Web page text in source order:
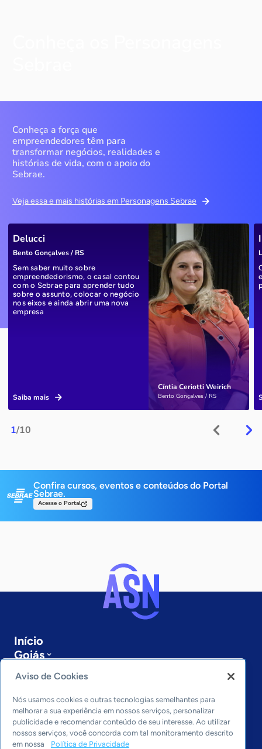
Conheça a força que
empreendedores têm para
transformar negócios, realidades e
histórias de vida, com o apoio do
Sebrae.
Veja essa e mais histórias em Personagens Sebrae
1/10
Cíntia Ceriotti Weirich
Bento Gonçalves / RS
Delucci
Bento Gonçalves / RS
Sem saber muito sobre
empreendedorismo, o casal contou
com o Sebrae para aprender tudo
sobre o assunto, colocar o negócio
nos eixos e ainda abrir uma nova
empresa
Saiba mais
Confira cursos, eventos e conteúdos do Portal
Sebrae.
Acesse o Portal
Início
Goiás
Sobre a ASN
Últimas notícias
Entre em contato
Editorias
Economia & Política
Aviso de Cookies
Nós usamos cookies e outras tecnologias semelhantes para
melhorar a sua experiência em nossos serviços, personalizar
publicidade e recomendar conteúdo de seu interesse. Ao utilizar
nossos serviços, você concorda com tal monitoramento descrito
em nossa
Política de Privacidade